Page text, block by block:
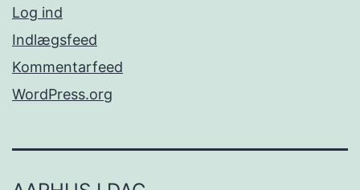
Log ind
Indlægsfeed
Kommentarfeed
WordPress.org